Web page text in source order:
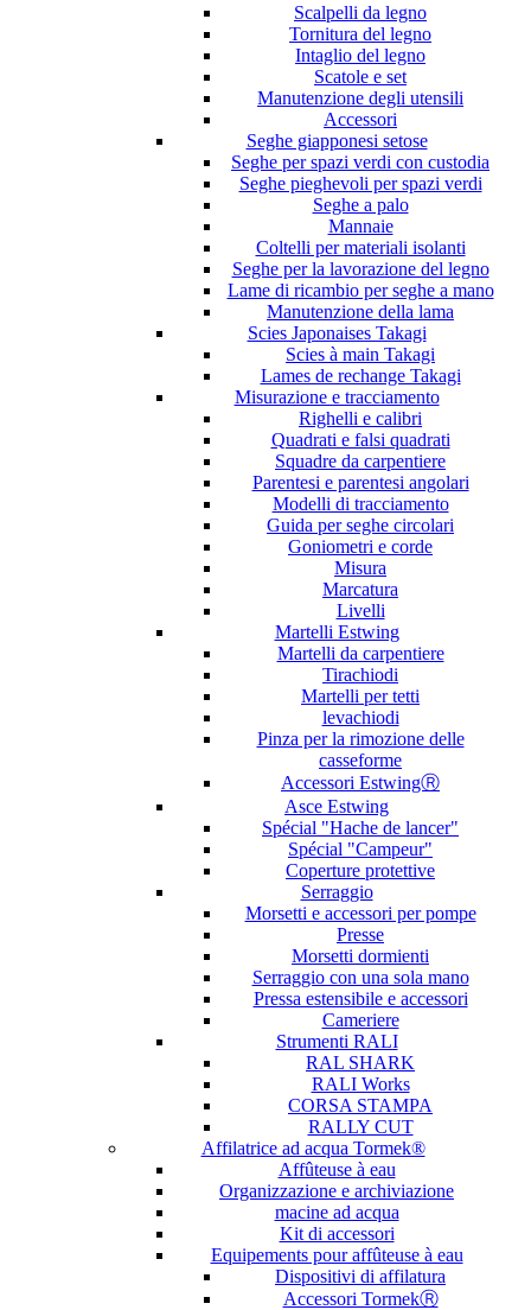
Scalpelli da legno
Tornitura del legno
Intaglio del legno
Scatole e set
Manutenzione degli utensili
Accessori
Seghe giapponesi setose
Seghe per spazi verdi con custodia
Seghe pieghevoli per spazi verdi
Seghe a palo
Mannaie
Coltelli per materiali isolanti
Seghe per la lavorazione del legno
Lame di ricambio per seghe a mano
Manutenzione della lama
Scies Japonaises Takagi
Scies à main Takagi
Lames de rechange Takagi
Misurazione e tracciamento
Righelli e calibri
Quadrati e falsi quadrati
Squadre da carpentiere
Parentesi e parentesi angolari
Modelli di tracciamento
Guida per seghe circolari
Goniometri e corde
Misura
Marcatura
Livelli
Martelli Estwing
Martelli da carpentiere
Tirachiodi
Martelli per tetti
levachiodi
Pinza per la rimozione delle
casseforme
Accessori EstwingⓇ
Asce Estwing
Spécial "Hache de lancer"
Spécial "Campeur"
Coperture protettive
Serraggio
Morsetti e accessori per pompe
Presse
Morsetti dormienti
Serraggio con una sola mano
Pressa estensibile e accessori
Cameriere
Strumenti RALI
RAL SHARK
RALI Works
CORSA STAMPA
RALLY CUT
Affilatrice ad acqua Tormek®
Affûteuse à eau
Organizzazione e archiviazione
macine ad acqua
Kit di accessori
Equipements pour affûteuse à eau
Dispositivi di affilatura
Accessori TormekⓇ